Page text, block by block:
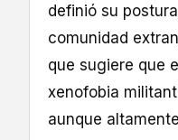
definió su
comunidad
que sugiere que
xenofobia
aunque